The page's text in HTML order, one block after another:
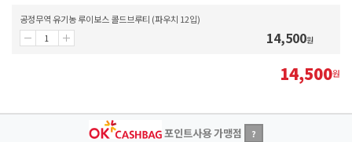
공정무역 유기농 루이보스 콜드브루티 (파우치 12입)
14,500원
14,500원
포인트사용 가맹점 ?